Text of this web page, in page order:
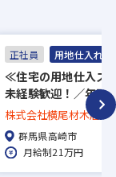
正社員 用地仕入れ
≪住宅の用地仕入ス
未経験歓迎！／年間
上／研修制度・福利
群馬県高崎市
株式会社横尾材木店
群馬県高崎市
月給制21万円